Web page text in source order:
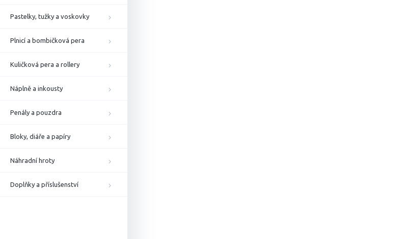
Pastelky, tužky a voskovky
Plnicí a bombičková pera
Kuličková pera a rollery
Náplně a inkousty
Penály a pouzdra
Bloky, diáře a papíry
Náhradní hroty
Doplňky a příslušenství